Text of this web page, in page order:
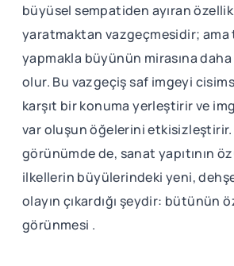
büyüsel sempatiden ayıran
yaratmaktan vazgeçmesidir; ama
yapmakla büyünün mirasına daha
olur. Bu vazgeçiş saf imgeyi
karşıt bir konuma yerleştirir ve
var oluşun öğelerini
görünümde de, sanat yapıtının
ilkellerin büyülerindeki yeni,
olayın çıkardığı şeydir: bütünün
görünmesi .